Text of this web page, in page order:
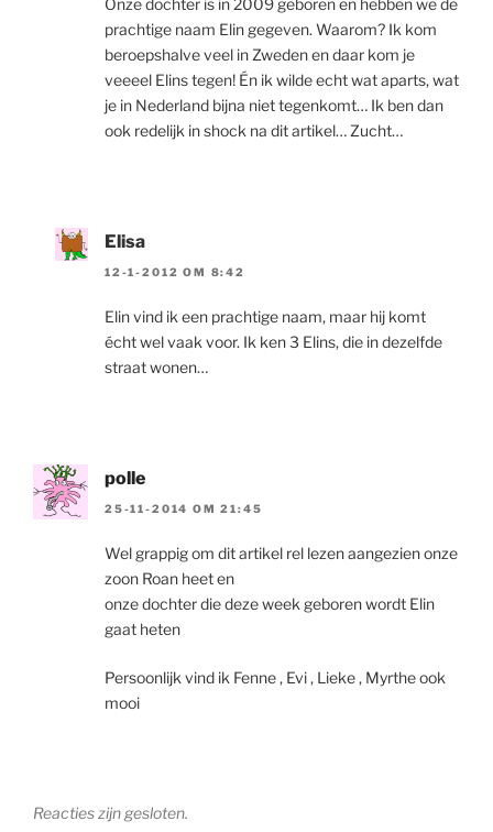
prachtige naam Elin gegeven. Waarom? Ik kom
beroepshalve veel in Zweden en daar kom je
veeeel Elins tegen! Én ik wilde echt wat aparts, wat
je in Nederland bijna niet tegenkomt… Ik ben dan
ook redelijk in shock na dit artikel… Zucht…
Elisa
12-1-2012 OM 8:42
Elin vind ik een prachtige naam, maar hij komt
écht wel vaak voor. Ik ken 3 Elins, die in dezelfde
straat wonen…
polle
25-11-2014 OM 21:45
Wel grappig om dit artikel rel lezen aangezien onze
zoon Roan heet en
onze dochter die deze week geboren wordt Elin
gaat heten
Persoonlijk vind ik Fenne , Evi , Lieke , Myrthe ook
mooi
Reacties zijn gesloten.